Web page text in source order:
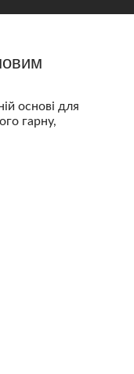
основі для
гарну,